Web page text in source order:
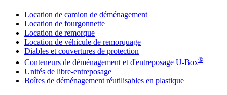
Location de camion de déménagement
Location de fourgonnette
Location de remorque
Location de véhicule de remorquage
Diables et couvertures de protection
Conteneurs de déménagement et d'entreposage U-Box®
Unités de libre-entreposage
Boîtes de déménagement réutilisables en plastique